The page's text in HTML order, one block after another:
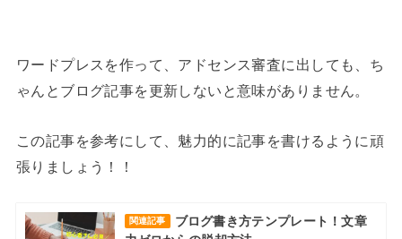
ワードプレスを作って、アドセンス審査に出しても、ち
ゃんとブログ記事を更新しないと意味がありません。
この記事を参考にして、魅力的に記事を書けるように頑
張りましょう！！
関連記事
ブログ書き方テンプレート！文章